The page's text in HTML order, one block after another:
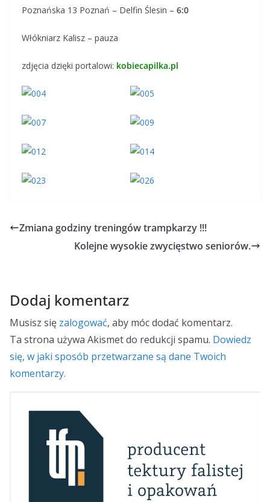
Poznańska 13 Poznań – Delfin Ślesin – 6:0
Włókniarz Kalisz – pauza
zdjęcia dzięki portalowi: kobiecapilka.pl
Zmiana godziny treningów trampkarzy !!!
Kolejne wysokie zwycięstwo seniorów.
Dodaj komentarz
Musisz się zalogować, aby móc dodać komentarz.
Ta strona używa Akismet do redukcji spamu. Dowiedz
się, w jaki sposób przetwarzane są dane Twoich
komentarzy.